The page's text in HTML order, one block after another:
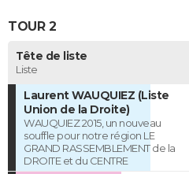
TOUR 2
Tête de liste
Liste
Laurent WAUQUIEZ (Liste
Union de la Droite)
WAUQUIEZ 2015, un nouveau
souffle pour notre région LE
GRAND RASSEMBLEMENT de la
DROITE et du CENTRE